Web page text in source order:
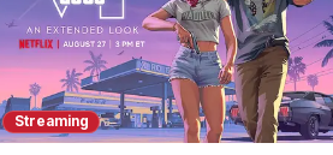
Streaming